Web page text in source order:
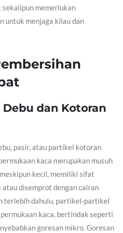
sekalipun memerlukan
untuk menjaga kilau dan
Debu dan Kotoran
pasir, atau partikel kotoran
kaca merupakan musuh
kecil, memiliki sifat
disemprot dengan cairan
terlebih dahulu, partikel-partikel
kaca, bertindak seperti
goresan mikro. Goresan